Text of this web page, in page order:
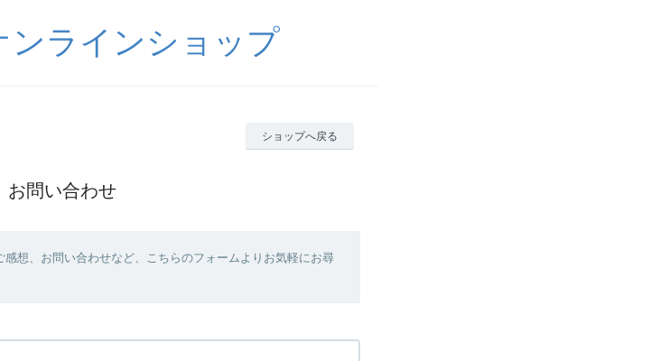
ンラインショップ
ショップへ戻る
お問い合わせ
想、お問い合わせなど、こちらのフォームよりお気軽にお尋